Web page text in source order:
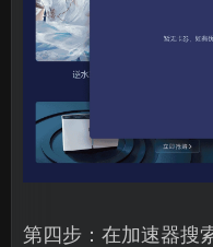
第四步：在加速器搜